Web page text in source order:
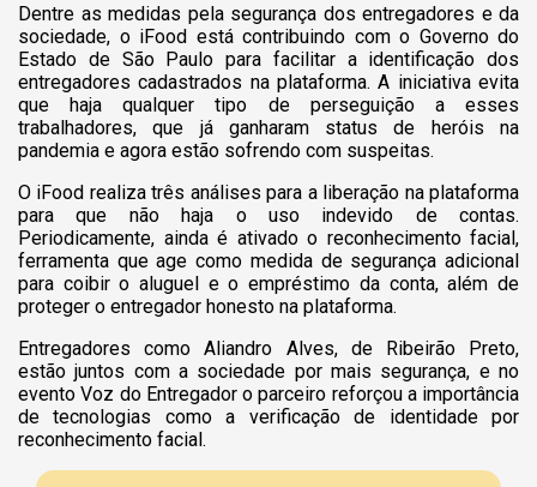
Dentre as medidas pela segurança dos entregadores e da
sociedade, o iFood está contribuindo com o Governo do
Estado de São Paulo para facilitar a identificação dos
entregadores cadastrados na plataforma. A iniciativa evita
que haja qualquer tipo de perseguição a esses
trabalhadores, que já ganharam status de heróis na
pandemia e agora estão sofrendo com suspeitas.
O iFood realiza três análises para a liberação na plataforma
para que não haja o uso indevido de contas.
Periodicamente, ainda é ativado o reconhecimento facial,
ferramenta que age como medida de segurança adicional
para coibir o aluguel e o empréstimo da conta, além de
proteger o entregador honesto na plataforma.
Entregadores como Aliandro Alves, de Ribeirão Preto,
estão juntos com a sociedade por mais segurança, e no
evento Voz do Entregador o parceiro reforçou a importância
de tecnologias como a verificação de identidade por
reconhecimento facial.